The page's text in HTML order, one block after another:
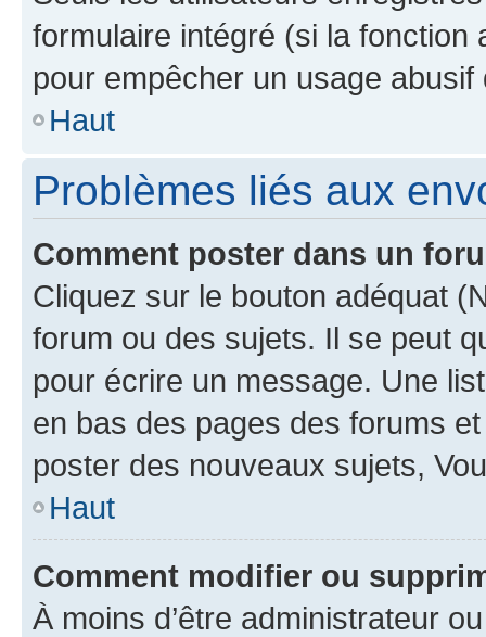
formulaire intégré (si la fonction
pour empêcher un usage
Haut
Problèmes liés aux
Comment poster dans un
Cliquez sur le bouton adéquat
forum ou des sujets. Il se peut
pour écrire un message. Une
en bas des pages des forums
poster des nouveaux sujets,
Haut
Comment modifier ou
À moins d’être administrateur